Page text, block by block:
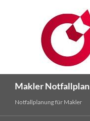
Makler Notfallplan
Notfallplanung für Makler